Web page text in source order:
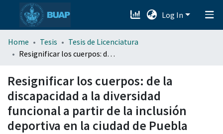
All of DSpace
Log In
Home Tesis
Tesis de Licenciatura
Resignificar los cuerpos: de la discapacidad a la diversidad funcional a partir de la inclusión deportiva en la ciudad de Puebla
Resignificar los cuerpos: de la
discapacidad a la diversidad
funcional a partir de la inclusión
deportiva en la ciudad de Puebla